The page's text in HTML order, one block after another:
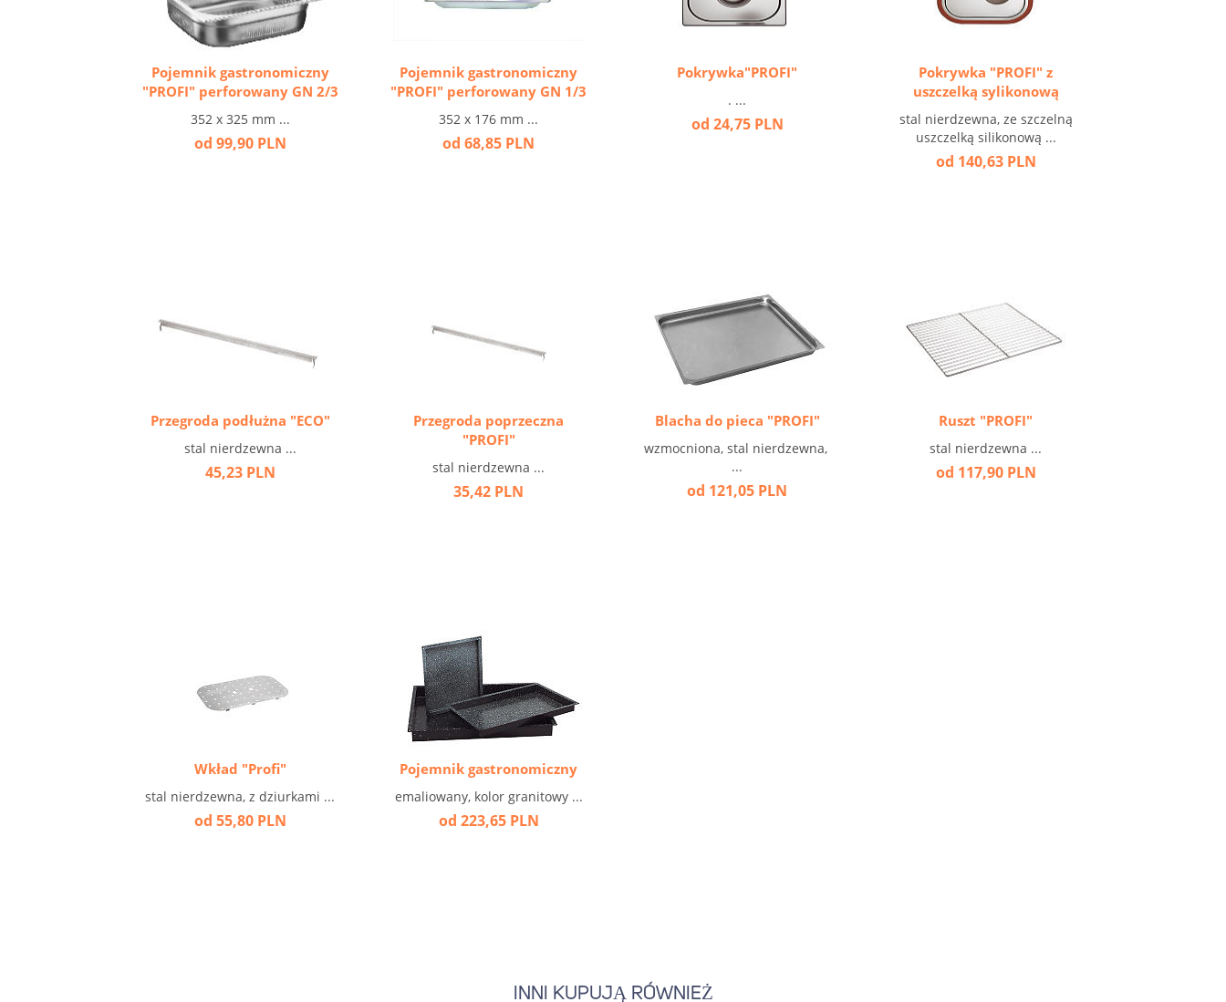
Pojemnik gastronomiczny
"PROFI" perforowany GN 2/3
352 x 325 mm ...
od 99,90 PLN
Pojemnik gastronomiczny
"PROFI" perforowany GN 1/3
352 x 176 mm ...
od 68,85 PLN
Pokrywka"PROFI"
. ...
od 24,75 PLN
Pokrywka "PROFI" z
uszczelką sylikonową
stal nierdzewna, ze szczelną
uszczelką silikonową ...
od 140,63 PLN
Przegroda podłużna "ECO"
stal nierdzewna ...
45,23 PLN
Przegroda poprzeczna
"PROFI"
stal nierdzewna ...
35,42 PLN
Blacha do pieca "PROFI"
wzmocniona, stal nierdzewna,
...
od 121,05 PLN
Ruszt "PROFI"
stal nierdzewna ...
od 117,90 PLN
Wkład "Profi"
stal nierdzewna, z dziurkami ...
od 55,80 PLN
Pojemnik gastronomiczny
emaliowany, kolor granitowy ...
od 223,65 PLN
INNI KUPUJĄ RÓWNIEŻ